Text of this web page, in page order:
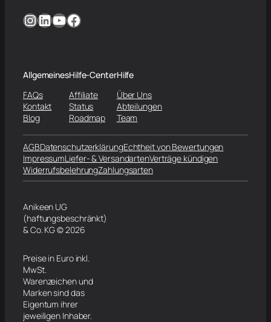
InstagramLinkedIn YouTube Facebook
Allgemeines
FAQs
Kontakt
Blog
Hilfe-Center
Affiliate
Status
Roadmap
Hilfe
Über Uns
Abteilungen
Team
AGBDatenschutzerklärungEchtheit von Bewertungen
ImpressumLiefer- & VersandartenVerträge kündigen
WiderrufsbelehrungZahlungsarten
Anikeen UG
(haftungsbeschränkt)
& Co. KG © 2026
Preise in Euro inkl.
MwSt.
Warenzeichen und
Marken sind das
Eigentum ihrer
jeweiligen Inhaber.